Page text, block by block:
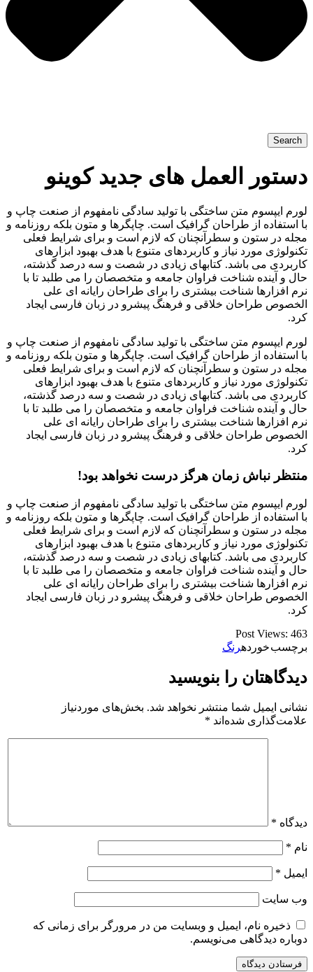
Search
دستور العمل های جدید کوینو
لورم ایپسوم متن ساختگی با تولید سادگی نامفهوم از صنعت چاپ و
با استفاده از طراحان گرافیک است. چاپگرها و متون بلکه روزنامه و
مجله در ستون و سطرآنچنان که لازم است و برای شرایط فعلی
تکنولوژی مورد نیاز و کاربردهای متنوع با هدف بهبود ابزارهای
کاربردی می باشد. کتابهای زیادی در شصت و سه درصد گذشته،
حال و آینده شناخت فراوان جامعه و متخصصان را می طلبد تا با
نرم افزارها شناخت بیشتری را برای طراحان رایانه ای علی
الخصوص طراحان خلاقی و فرهنگ پیشرو در زبان فارسی ایجاد
کرد.
لورم ایپسوم متن ساختگی با تولید سادگی نامفهوم از صنعت چاپ و
با استفاده از طراحان گرافیک است. چاپگرها و متون بلکه روزنامه و
مجله در ستون و سطرآنچنان که لازم است و برای شرایط فعلی
تکنولوژی مورد نیاز و کاربردهای متنوع با هدف بهبود ابزارهای
کاربردی می باشد. کتابهای زیادی در شصت و سه درصد گذشته،
حال و آینده شناخت فراوان جامعه و متخصصان را می طلبد تا با
نرم افزارها شناخت بیشتری را برای طراحان رایانه ای علی
الخصوص طراحان خلاقی و فرهنگ پیشرو در زبان فارسی ایجاد
کرد.
منتظر نباش زمان هرگز درست نخواهد بود!
لورم ایپسوم متن ساختگی با تولید سادگی نامفهوم از صنعت چاپ و
با استفاده از طراحان گرافیک است. چاپگرها و متون بلکه روزنامه و
مجله در ستون و سطرآنچنان که لازم است و برای شرایط فعلی
تکنولوژی مورد نیاز و کاربردهای متنوع با هدف بهبود ابزارهای
کاربردی می باشد. کتابهای زیادی در شصت و سه درصد گذشته،
حال و آینده شناخت فراوان جامعه و متخصصان را می طلبد تا با
نرم افزارها شناخت بیشتری را برای طراحان رایانه ای علی
الخصوص طراحان خلاقی و فرهنگ پیشرو در زبان فارسی ایجاد
کرد.
Post Views: 463
برچسب خوردهرنگ
دیدگاهتان را بنویسید
نشانی ایمیل شما منتشر نخواهد شد. بخش‌های موردنیاز
علامت‌گذاری شده‌اند *
دیدگاه *
نام *
ایمیل *
وب‌ سایت
ذخیره نام، ایمیل و وبسایت من در مرورگر برای زمانی که
دوباره دیدگاهی می‌نویسم.